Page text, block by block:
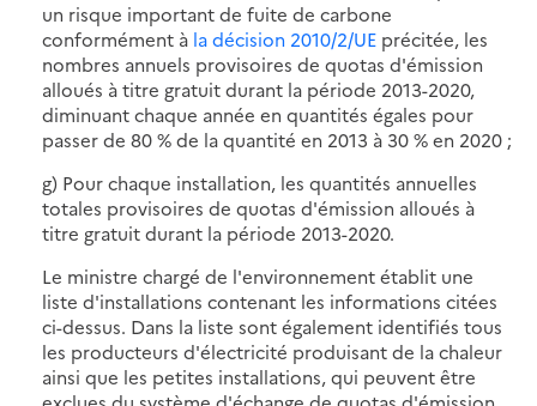
un risque important de fuite de carbone
conformément à la décision 2010/2/UE précitée, les
nombres annuels provisoires de quotas d'émission
alloués à titre gratuit durant la période 2013-2020,
diminuant chaque année en quantités égales pour
passer de 80 % de la quantité en 2013 à 30 % en 2020 ;
g) Pour chaque installation, les quantités annuelles
totales provisoires de quotas d'émission alloués à
titre gratuit durant la période 2013-2020.
Le ministre chargé de l'environnement établit une
liste d'installations contenant les informations citées
ci-dessus. Dans la liste sont également identifiés tous
les producteurs d'électricité produisant de la chaleur
ainsi que les petites installations, qui peuvent être